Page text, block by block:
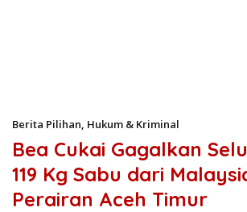
Berita Pilihan, Hukum & Kriminal
Bea Cukai Gagalkan
119 Kg Sabu dari
Perairan Aceh Timur